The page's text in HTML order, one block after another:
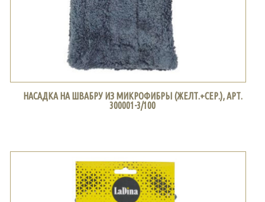
НАСАДКА НА ШВАБРУ ИЗ МИКРОФИБРЫ (ЖЕЛТ.+СЕР.), АРТ.
300001-3/100